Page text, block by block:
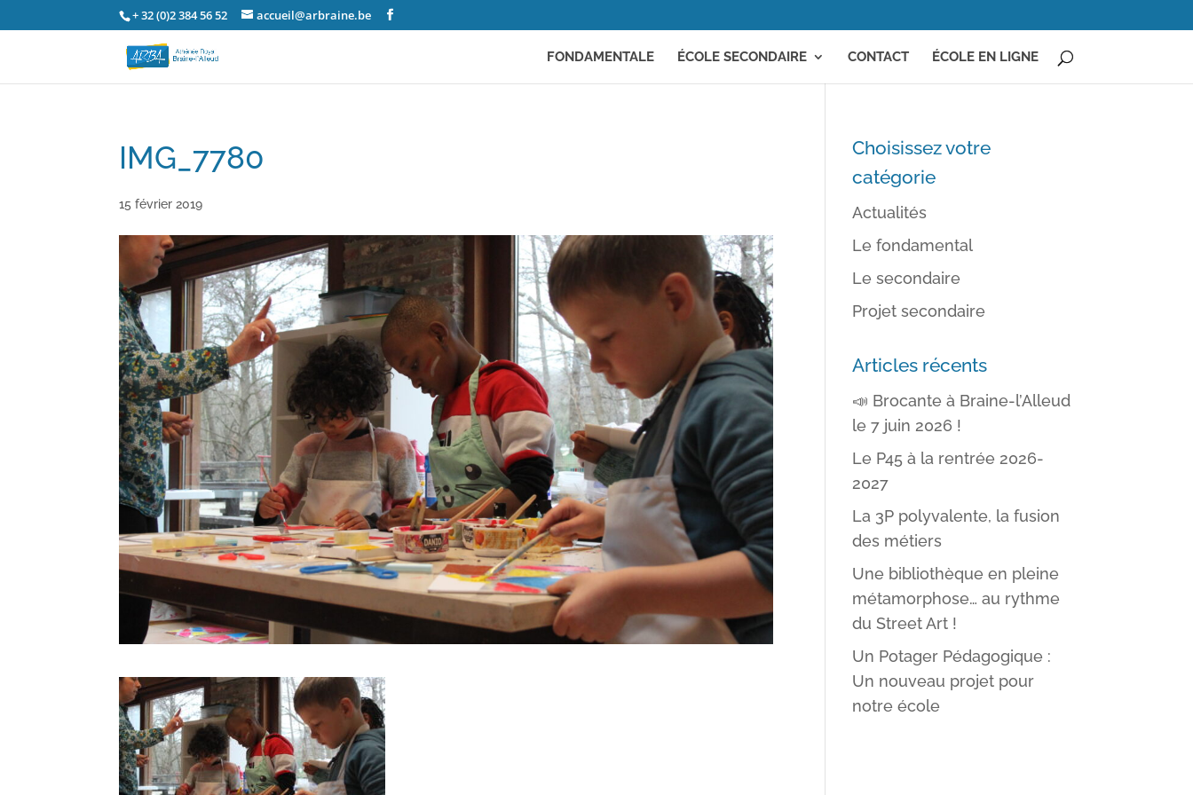
+ 32 (0)2 384 56 52 accueil@arbraine.be
FONDAMENTALE ÉCOLE SECONDAIRE CONTACT ÉCOLE EN LIGNE
IMG_7780
15 février 2019
Choisissez votre
catégorie
Actualités
Le fondamental
Le secondaire
Projet secondaire
Articles récents
📣 Brocante à Braine-l’Alleud
le 7 juin 2026 !
Le P45 à la rentrée 2026-
2027
La 3P polyvalente, la fusion
des métiers
Une bibliothèque en pleine
métamorphose… au rythme
du Street Art !
Un Potager Pédagogique :
Un nouveau projet pour
notre école